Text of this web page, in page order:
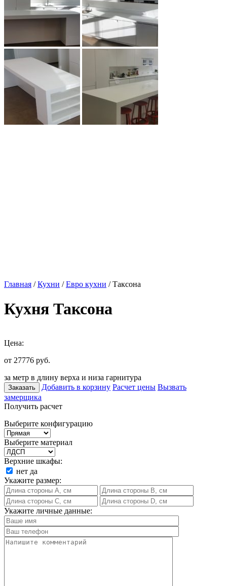
Главная /Кухни /Евро кухни / Таксона
Кухня Таксона
Цена:
от 27776 руб.
за метр в длину верха и низа гарнитура
Заказать Добавить в корзину Расчет цены Вызвать
замерщика
Получить расчет
Выберите конфигурацию
Выберите материал
Верхние шкафы:
нет да
Укажите размер:
Укажите личные данные: